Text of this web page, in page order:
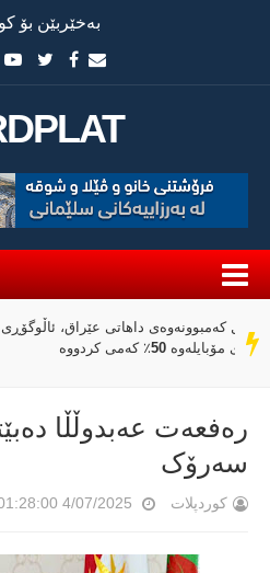
بەخێربێن بۆ
سەر
دێڕ
«پیانۆ» و فەلسەفەی
باختینی
رەفعەت عەبدوڵڵا
سەرۆک
کوردپلات 4/07/2025 01:28:00 ص